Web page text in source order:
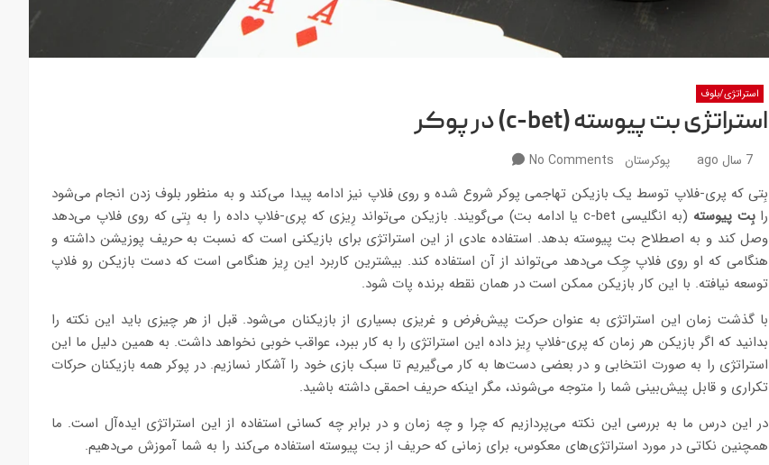
استراتژی/بلوف
استراتژی بت پیوسته (c-bet) در پوکر
7 سال ago پوکرستان No Comments
بِتی که پری-فلاپ توسط یک بازیکن تهاجمی پوکر شروع شده و روی فلاپ نیز ادامه پیدا می‌کند و به منظور بلوف زدن انجام می‌شود
رابِت پیوسته
(به انگلیسی c-bet یا ادامه بت) می‌گویند. بازیکن می‌تواند رِیزی که پری-فلاپ داده را به بِتی که روی فلاپ می‌دهد
وصل کند و به اصطلاح بت پیوسته بدهد. استفاده عادی از این استراتژی برای بازیکنی است که نسبت به حریف پوزیشن داشته و
هنگامی که او روی فلاپ چِک می‌دهد می‌تواند از آن استفاده کند. بیشترین کاربرد این رِیز هنگامی است که دست بازیکن رو فلاپ
توسعه نیافته. با این کار بازیکن ممکن است در همان نقطه برنده پات شود.
با گذشت زمان این استراتژی به عنوان حرکت پیش‌فرض و غریزی بسیاری از بازیکنان می‌شود. قبل از هر چیزی باید این نکته را
بدانید که اگر بازیکن هر زمان که پری-فلاپ رِیز داده این استراتژی را به کار ببرد، عواقب خوبی نخواهد داشت. به همین دلیل ما این
استراتژی را به صورت انتخابی و در بعضی دست‌ها به کار می‌گیریم تا سبک بازی خود را آشکار نسازیم. در پوکر همه بازیکنان حرکات
تکراری و قابل پیش‌بینی شما را متوجه می‌شوند، مگر اینکه حریف احمقی داشته باشید.
در این درس ما به بررسی این نکته می‌پردازیم که چرا و چه زمان و در برابر چه کسانی استفاده از این استراتژی ایده‌آل است. ما
همچنین نکاتی در مورد استراتژی‌های معکوس، برای زمانی که حریف از بت پیوسته استفاده می‌کند را به شما آموزش می‌دهیم.